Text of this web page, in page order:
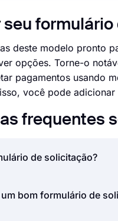
seu
deste modelo pronto
opções. Torne-o
pagamentos usando
você pode
frequentes
de solicitação?
solicitação é um
bom formulário de